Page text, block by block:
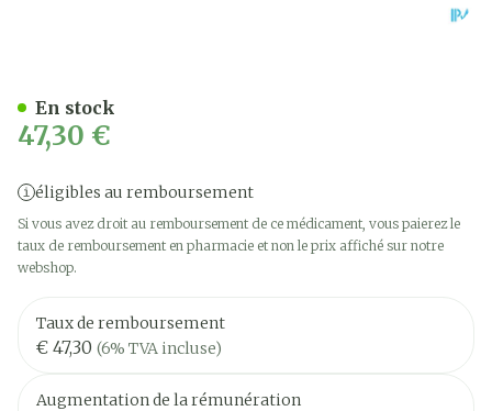
47,30 €
éligibles au remboursement
Si vous avez droit au remboursement de ce médicament, vous paierez le
taux de remboursement en pharmacie et non le prix affiché sur notre
webshop.
Taux de remboursement
€ 47,30 (6% TVA incluse)
Augmentation de la rémunération
En stock